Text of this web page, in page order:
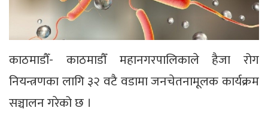
काठमाडौँ- काठमाडौँ महानगरपालिकाले हैजा रोग
नियन्त्रणका लागि ३२ वटै वडामा जनचेतनामूलक कार्यक्रम
सञ्चालन गरेको छ ।